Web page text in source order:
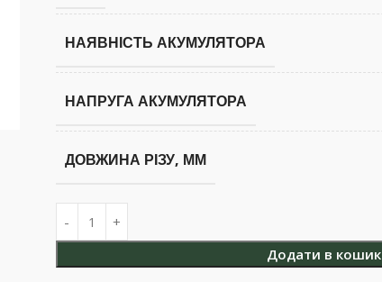
НАЯВНІСТЬ АКУМУЛЯТОРА
НАПРУГА АКУМУЛЯТОРА
ДОВЖИНА РІЗУ, ММ
Додати в кошик